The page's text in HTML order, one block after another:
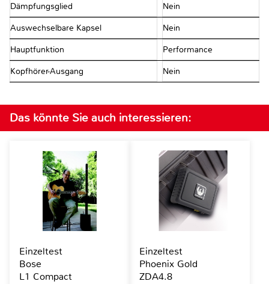
Dämpfungsglied Nein
Auswechselbare Kapsel Nein
Hauptfunktion Performance
Kopfhörer-Ausgang Nein
Das könnte Sie auch interessieren:
Einzeltest
Bose
L1 Compact
Einzeltest
Phoenix Gold
ZDA4.8